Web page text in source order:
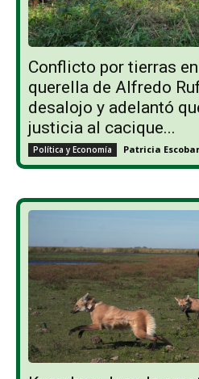
Conflicto por tierras
querella de Alfredo
desalojo y adelantó
justicia al cacique...
Política y Economía Patricia Escobar